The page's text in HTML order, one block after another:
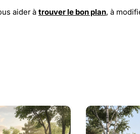
aider à trouver le bon plan, à